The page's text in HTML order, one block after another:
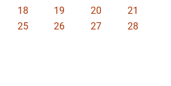
18 19 20
21
25 26 27
28